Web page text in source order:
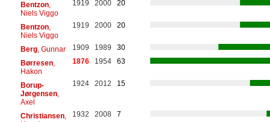
Bentzon,
Niels Viggo
1919 2000 20
Bentzon,
Niels Viggo
1919 2000 20
Berg, Gunnar 1909 1989
30
Børresen,
Hakon
1876 1954 63
Borup-
Jørgensen,
Axel
1924 2012 15
Christiansen,
1932 2008 7